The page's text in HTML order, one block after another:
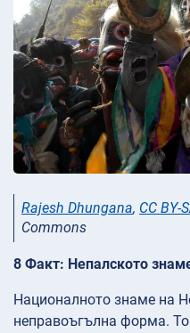
Rajesh Dhungana, CC BY-
Commons
8 Факт: Непалското
Националното знаме на
неправоъгълна форма. То